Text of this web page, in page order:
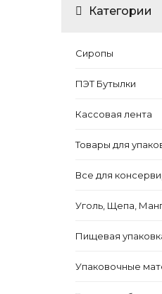
Категории
Сиропы
ПЭТ Бутылки
Кассовая лента
Товары для
Все для
Уголь, Щепа,
Пищевая
Упаковочные